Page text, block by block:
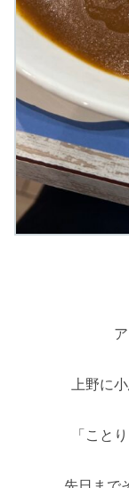
上野に
「こと